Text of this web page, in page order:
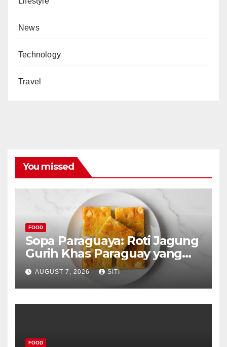
News
Technology
Travel
You missed
FOOD
Sopa Paraguaya: Roti Jagung
Gurih Khas Paraguay yang
Unik
AUGUST 7, 2026 SITI
FOOD